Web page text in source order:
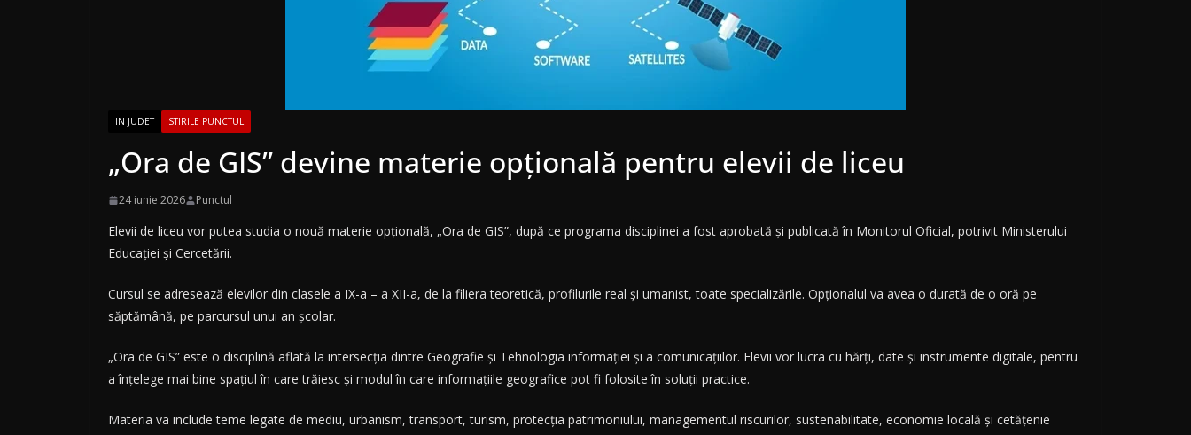
IN JUDET STIRILE PUNCTUL
„Ora de GIS” devine materie opțională pentru elevii de liceu
24 iunie 2026 Punctul
Elevii de liceu vor putea studia o nouă materie opțională, „Ora de GIS”, după ce programa disciplinei a fost aprobată și publicată în Monitorul Oficial, potrivit Ministerului
Educației și Cercetării.
Cursul se adresează elevilor din clasele a IX-a – a XII-a, de la filiera teoretică, profilurile real și umanist, toate specializările. Opționalul va avea o durată de o oră pe
săptămână, pe parcursul unui an școlar.
„Ora de GIS” este o disciplină aflată la intersecția dintre Geografie și Tehnologia informației și a comunicațiilor. Elevii vor lucra cu hărți, date și instrumente digitale, pentru
a înțelege mai bine spațiul în care trăiesc și modul în care informațiile geografice pot fi folosite în soluții practice.
Materia va include teme legate de mediu, urbanism, transport, turism, protecția patrimoniului, managementul riscurilor, sustenabilitate, economie locală și cetățenie